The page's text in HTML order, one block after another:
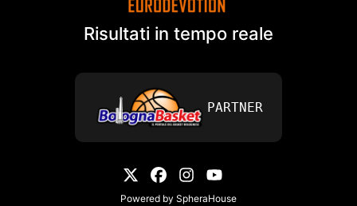
Risultati in tempo reale
PARTNER
Powered by SpheraHouse